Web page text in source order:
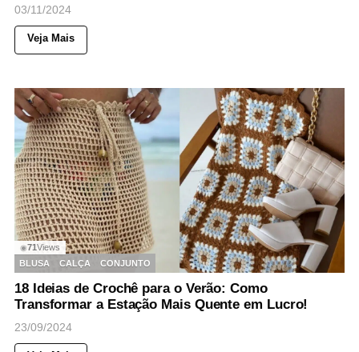
03/11/2024
Veja Mais
◉71Views
BLUSA
CALÇA CONJUNTO
18 Ideias de Crochê para o Verão: Como
Transformar a Estação Mais Quente em Lucro!
23/09/2024